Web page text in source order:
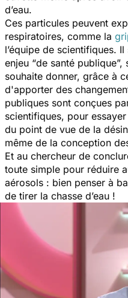
d’eau.
Ces particules peuvent
respiratoires, comme la
l’équipe de scientifiques. Il
enjeu “de santé publique”,
souhaite donner, grâce à
d'apporter des
publiques sont conçues
scientifiques, pour
du point de vue de la
même de la conception
Et au chercheur de
toute simple pour réduire
aérosols : bien penser à
de tirer la chasse d’eau !